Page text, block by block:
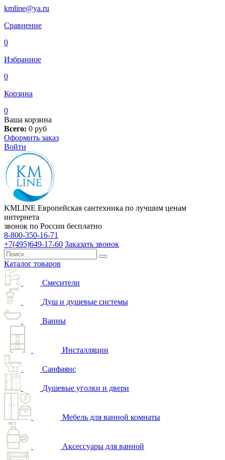
kmline@ya.ru
Сравнение
0
Избранное
0
Корзина
0
Ваша корзина
Всего: 0 руб
Оформить заказ
Войти
KMLINE Европейская сантехника по лучшим ценам
интернета
звонок по России бесплатно
8-800-350-16-71
+7(495)649-17-60 Заказать звонок
Каталог товаров
Смесители
Душ и душевые системы
Ванны
Инсталляции
Санфаянс
Душевые уголки и двери
Мебель для ванной комнаты
Аксессуары для ванной